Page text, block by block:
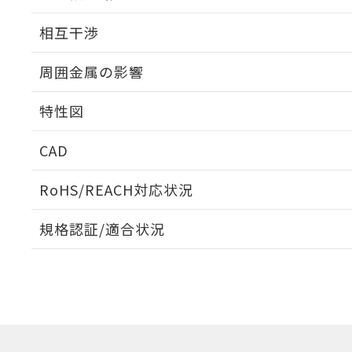
相互干渉
周囲金属の影響
特性図
CAD
RoHS/REACH対応状況
EU RoHS 注意事項・凡例
規格認証/適合状況